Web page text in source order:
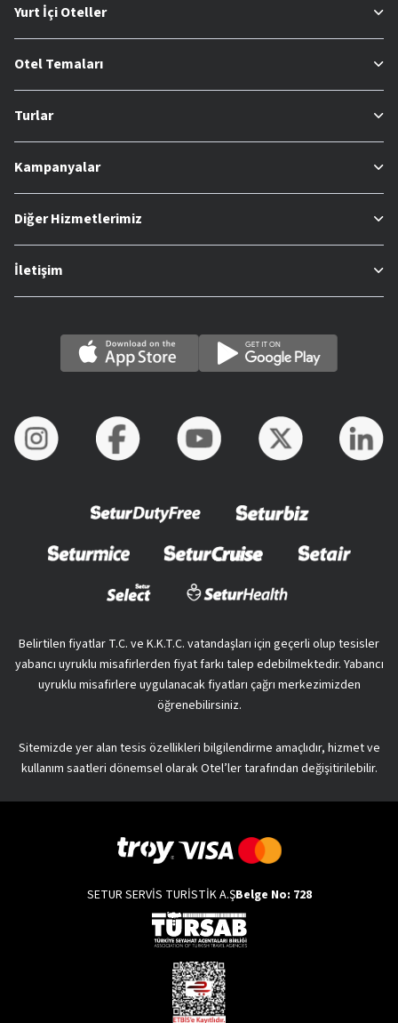
Yurt İçi Oteller
Otel Temaları
Turlar
Kampanyalar
Diğer Hizmetlerimiz
İletişim
Belirtilen fiyatlar T.C. ve K.K.T.C. vatandaşları için geçerli olup tesisler
yabancı uyruklu misafirlerden fiyat farkı talep edebilmektedir. Yabancı
uyruklu misafirlere uygulanacak fiyatları çağrı merkezimizden
öğrenebilirsiniz.
Sitemizde yer alan tesis özellikleri bilgilendirme amaçlıdır, hizmet ve
kullanım saatleri dönemsel olarak Otel’ler tarafından değişitirilebilir.
SETUR SERVİS TURİSTİK A.ŞBelge No: 728